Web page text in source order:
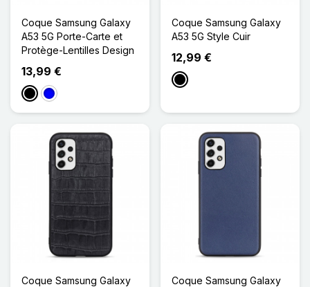
Coque Samsung Galaxy
A53 5G Porte-Carte et
Protège-Lentilles Design
13,99 €
NoirBleu
Coque Samsung Galaxy
A53 5G Style Cuir
12,99 €
Noir
Coque Samsung Galaxy
Coque Samsung Galaxy